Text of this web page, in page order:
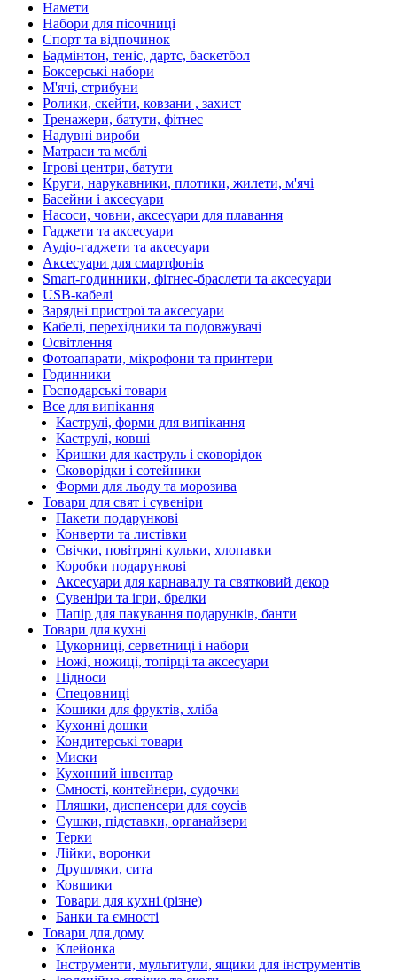
Намети
Набори для пісочниці
Спорт та відпочинок
Бадмінтон, теніс, дартс, баскетбол
Боксерські набори
М'ячі, стрибуни
Ролики, скейти, ковзани , захист
Тренажери, батути, фітнес
Надувні вироби
Матраси та меблі
Ігрові центри, батути
Круги, нарукавники, плотики, жилети, м'ячі
Басейни і аксесуари
Насоси, човни, аксесуари для плавання
Гаджети та аксесуари
Аудіо-гаджети та аксесуари
Аксесуари для смартфонів
Smart-годинники, фітнес-браслети та аксесуари
USB-кабелі
Зарядні пристрої та аксесуари
Кабелі, перехідники та подовжувачі
Освітлення
Фотоапарати, мікрофони та принтери
Годинники
Господарські товари
Все для випікання
Каструлі, форми для випікання
Каструлі, ковші
Кришки для каструль і сковорідок
Сковорідки і сотейники
Форми для льоду та морозива
Товари для свят і сувеніри
Пакети подарункові
Конверти та листівки
Свічки, повітряні кульки, хлопавки
Коробки подарункові
Аксесуари для карнавалу та святковий декор
Сувеніри та ігри, брелки
Папір для пакування подарунків, банти
Товари для кухні
Цукорниці, серветниці і набори
Ножі, ножиці, топірці та аксесуари
Підноси
Спецовниці
Кошики для фруктів, хліба
Кухонні дошки
Кондитерські товари
Миски
Кухонний інвентар
Ємності, контейнери, судочки
Пляшки, диспенсери для соусів
Сушки, підставки, органайзери
Терки
Лійки, воронки
Друшляки, сита
Ковшики
Товари для кухні (різне)
Банки та ємності
Товари для дому
Клейонка
Інструменти, мультитули, ящики для інструментів